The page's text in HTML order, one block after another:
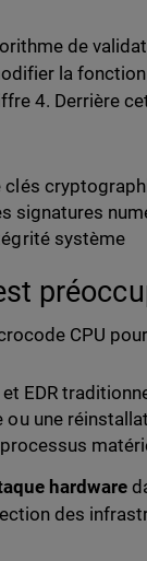
de
la
4. Derrière
signatures
système
CPU
EDR
ou une
hardware
des